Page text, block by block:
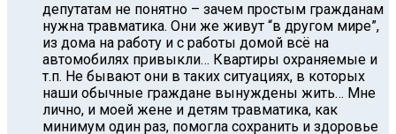
депутатам не понятно – зачем простым гражданам
нужна травматика. Они же живут “в другом мире”,
из дома на работу и с работы домой всё на
автомобилях привыкли… Квартиры охраняемые и
т.п. Не бывают они в таких ситуациях, в которых
наши обычные граждане вынуждены жить… Мне
лично, и моей жене и детям травматика, как
минимум один раз, помогла сохранить и здоровье